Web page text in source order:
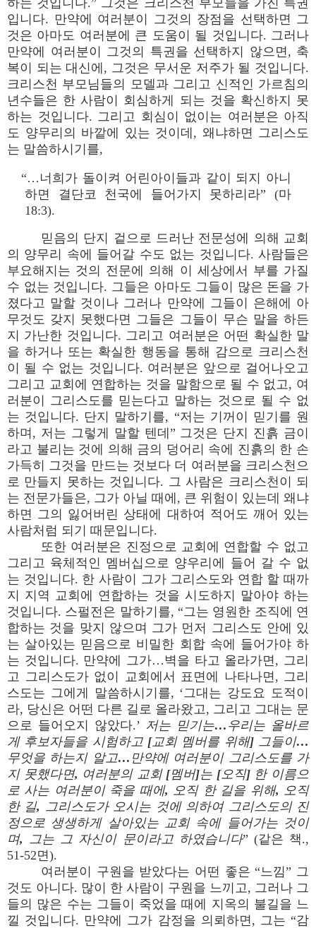
하는 것입니다.” 그것은 크리스천 부모들을 가진 특권
입니다. 만약에 여러분이 그것의 장점을 선택하면 그
것은 아마도 여러분에 큰 도움이 될 것입니다. 그러나
만약에 여러분이 그것의 특권을 선택하지 않으면, 축
복이 되는 대신에, 그것은 무서운 저주가 될 것입니다.
크리스천 부모님들의 모델과 그리고 신적인 가르침의
년수들은 한 사람이 회심하게 되는 것을 확신하지 못
하는 것입니다. 그리고 회심이 없이는 여러분은 아직
도 양무리의 바깥에 있는 것이데, 왜냐하면 그리스도
는 말씀하시기를,
“…너희가 돌이켜 어린아이들과 같이 되지 아니
하면 결단코 천국에 들어가지 못하리라” (마
18:3).
믿음의 단지 겉으로 드러난 전문성에 의해 교회
의 양무리 속에 들어갈 수도 없는 것입니다. 사람들은
부요해지는 것의 전문에 의해 이 세상에서 부를 가질
수 없는 것입니다. 그들은 아마도 그들이 많은 돈을 가
졌다고 말할 것이나 그러나 만약에 그들이 은해에 아
무것도 갖지 못했다면 그들은 그들이 무슨 말을 하든
지 가난한 것입니다. 그리고 여러분은 어떤 확실한 말
을 하거나 또는 확실한 행동을 통해 감으로 크리스천
이 될 수 없는 것입니다. 여러분은 앞으로 걸어나오고
그리고 교회에 연합하는 것을 말함으로 될 수 없고, 여
러분이 그리스도를 믿는다고 말하는 것으로 될 수 없
는 것입니다. 단지 말하기를, “저는 기꺼이 믿기를 원
하며, 저는 그렇게 말할 텐데” 그것은 단지 진흙 금이
라고 불리는 것에 의해 금의 덩어리 속에 진흙의 한 손
가득히 그것을 만드는 것보다 더 여러분을 크리스천으
로 만들지 못하는 것입니다. 그 사람은 크리스천이 되
는 전문가들은, 그가 아닐 때에, 큰 위험이 있는데 왜냐
하면 그의 잃어버린 상태에 대하여 적어도 깨어 있는
사람처럼 되기 때문입니다.
또한 여러분은 진정으로 교회에 연합할 수 없고
그리고 육체적인 멤버십으로 양우리에 들어 갈 수 없
는 것입니다. 한 사람이 그가 그리스도와 연합 할 때까
지 지역 교회에 연합하는 것을 시도하지 말아야 하는
것입니다. 스펄전은 말하기를, “그는 영원한 조직에 연
합하는 것을 맞지 않으며 그가 먼저 그리스도 안에 있
는 살아있는 믿음으로 비밀한 회합 속에 들어가야 하
는 것입니다. 만약에 그가…벽을 타고 올라가면, 그리
고 그리스도가 없이 교회에서 표면에 나타나면, 그리
스도는 그에게 말씀하시기를, ‘그대는 강도요 도적이
라, 당신은 어떤 다른 길로 올라왔고, 그리고 그대는 문
으로 들어오지 않았다.’ 저는 믿기는…우리는 올바르
게 후보자들을 시험하고 [교회 멤버를 위해] 그들이…
무엇을 하는지 알고…만약에 여러분이 그리스도를 가
지 못했다면, 여러분의 교회 [멤버]는 [오직] 한 이름으
로 사는 여러분이 죽을 때에, 오직 한 길을 위해, 오직
한 길, 그리스도가 오시는 것에 의하여 그리스도의 진
정으로 생생하게 살아있는 교회 속에 들어가는 것이
며, 그는 그 자신이 문이라고 하였습니다” (같은 책.,
51-52면).
여러분이 구원을 받았다는 어떤 좋은 “느낌” 그
것도 아니다. 많이 한 사람이 구원을 느끼고, 그러나 그
들의 많은 수는 그들이 죽었을 때에 지옥의 불길을 느
낄 것입니다. 만약에 그가 감정을 의뢰하면, 그는 “감